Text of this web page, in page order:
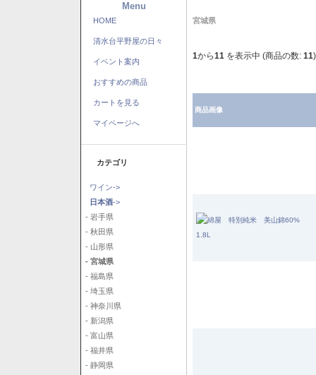
Menu
HOME
清水台平野屋の日々
イベント案内
おすすめの商品
カートを見る
マイページへ
カテゴリ
ワイン->
日本酒->
- 岩手県
- 秋田県
- 山形県
- 宮城県
- 福島県
- 埼玉県
- 神奈川県
- 新潟県
- 富山県
- 福井県
- 静岡県
宮城県
1から11 を表示中 (商品の数: 11)
商品画像